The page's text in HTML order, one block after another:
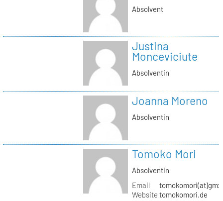
Absolvent
Justina
Monceviciute
Absolventin
Joanna Moreno
Absolventin
Tomoko Mori
Absolventin
Email
Website tomokomori.de